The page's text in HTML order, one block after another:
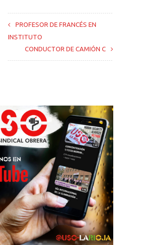
PROFESOR DE FRANCÉS EN
INSTITUTO
CONDUCTOR DE CAMIÓN C